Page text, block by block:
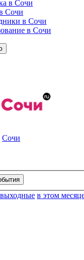
в Сочи
Сочи
в Сочи
в Сочи
Сочи
в этом